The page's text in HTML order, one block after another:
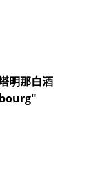
明那白酒